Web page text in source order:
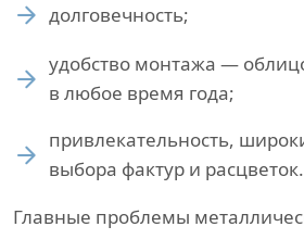
долговечность;
удобство монтажа —
в любое время года;
привлекательность,
выбора фактур и расцветок.
Главные проблемы